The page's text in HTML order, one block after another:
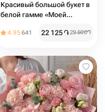
Красивый большой букет в
белой гамме «Моей
4.95641 22 125֏29 500֏